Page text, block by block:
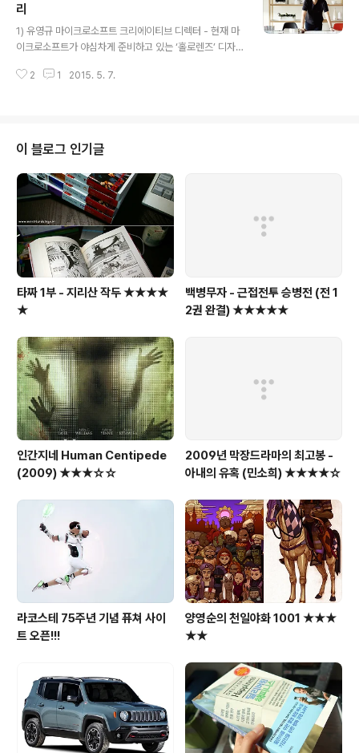
주왕복선, 꿈을 현실로 만드는 이 사나이 : 호사가들은 테슬
라 모터스란 사명(社名)이 그의 불길한 미래를 암시한다고
쑥덕인다. 토머스 에디슨보다 더 혁신적이었지만 그와의
머스크의 제국은 유인 우주선이 폭발하거나, ..
리
1) 유영규 마이크로소프트 크리에이티브 디렉터 - 현재 마
이크로소프트가 야심차게 준비하고 있는 ‘홀로렌즈’ 디자
입사한 것도 홀로렌즈 때문이었다. “홀로렌즈 프로젝트를
기사 - 빨리 양산되었으면 하는 기기중 하나... 3) 양봉혁
신... 꿀벌들에겐 미안하지만... 4) 브릭 케이스 - 레고 노트
북 케이스 (가격은 케이스 1개와 기본 블럭 세트 기준 40달
러) 5) 버리는 종이로 연필을 만든다? 6) 애플2 스마트워
치??? 7) 베이비 플라스크...
2 1 2015. 5. 7.
이 블로그 인기글
타짜 1부 - 지리산 작두 ★★★★
★
백병무자 - 근접전투 승병전 (전 1
2권 완결) ★★★★★
인간지네 Human Centipede
(2009) ★★★☆☆
2009년 막장드라마의 최고봉 -
아내의 유혹 (민소희) ★★★★☆
라코스테 75주년 기념 퓨쳐 사이
트 오픈!!!
양영순의 천일야화 1001 ★★★
★★